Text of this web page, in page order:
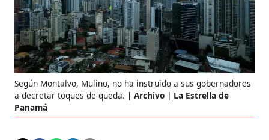
Según Montalvo, Mulino, no ha instruido a sus gobernadores
a decretar toques de queda.
Archivo | La Estrella de
Panamá